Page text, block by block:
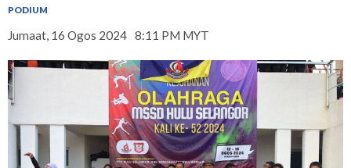
PODIUM
Jumaat, 16 Ogos 2024 8:11 PM MYT